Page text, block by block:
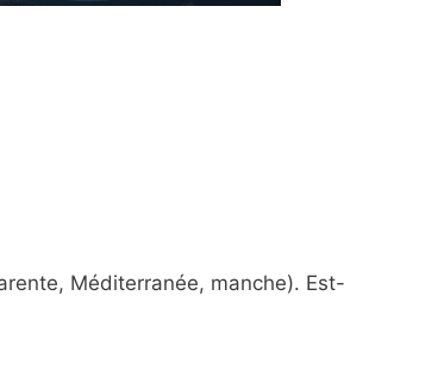
Méditerranée, manche). Est-